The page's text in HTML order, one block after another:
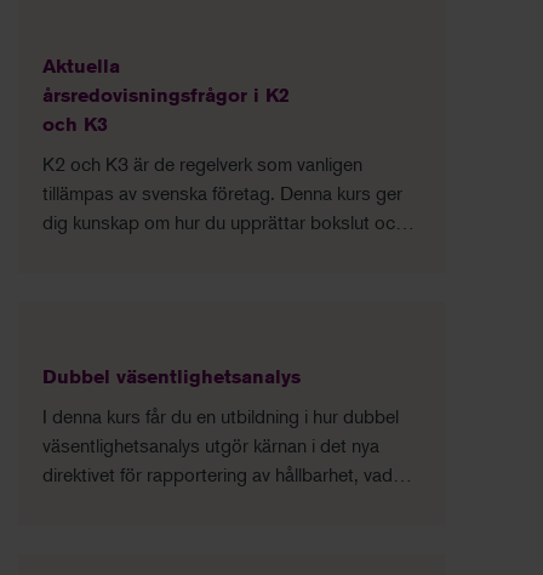
Aktuella
årsredovisningsfrågor i K2
och K3
K2 och K3 är de regelverk som vanligen
tillämpas av svenska företag. Denna kurs ger
dig kunskap om hur du upprättar bokslut och
Dubbel väsentlighetsanalys
I denna kurs får du en utbildning i hur dubbel
väsentlighetsanalys utgör kärnan i det nya
direktivet för rapportering av hållbarhet, vad